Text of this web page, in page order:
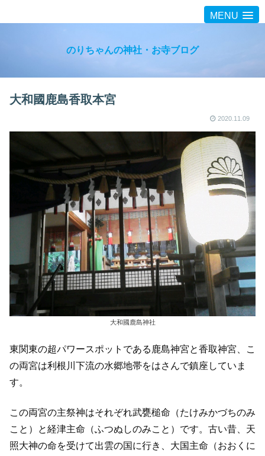
MENU
のりちゃんの神社・お寺ブログ
大和國鹿島香取本宮
2020.11.09
大和國鹿島神社
東関東の超パワースポットである鹿島神宮と香取神宮、こ
の両宮は利根川下流の水郷地帯をはさんで鎮座していま
す。
この両宮の主祭神はそれぞれ武甕槌命（たけみかづちのみ
こと）と経津主命（ふつぬしのみこと）です。古い昔、天
照大神の命を受けて出雲の国に行き、大国主命（おおくに